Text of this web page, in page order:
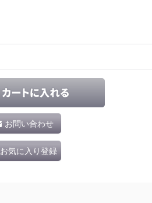
お問い合わせ
お気に入り登録